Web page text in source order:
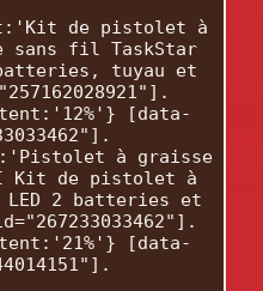
de pistolet à
sans fil TaskStar
tuyau et
[data-
à graisse
Kit de pistolet à
2 batteries et
[data-